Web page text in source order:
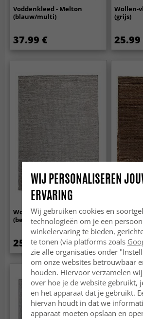
Voddenkleed - Melton
(blauw/multi)
37.99 €
Wollen-
(grijs)
25.99
Wollen-vloerkleed - Dhurry
(beige)
25.99 €
Jute-
(jute/
65.99
Nieuw
WIJ PERSONALISEREN
ERVARING
Wij gebruiken cookies en
technologieën om je een
winkelervaring te bieden,
te tonen (via platforms zoals
zie alle organisaties onder
om onze websites betrouwbaar
houden. Hiervoor verzamelen
over hoe je de website gebruikt,
en het apparaat dat je gebruikt.
hiervan houdt in dat we
apparaat moeten opslaan en